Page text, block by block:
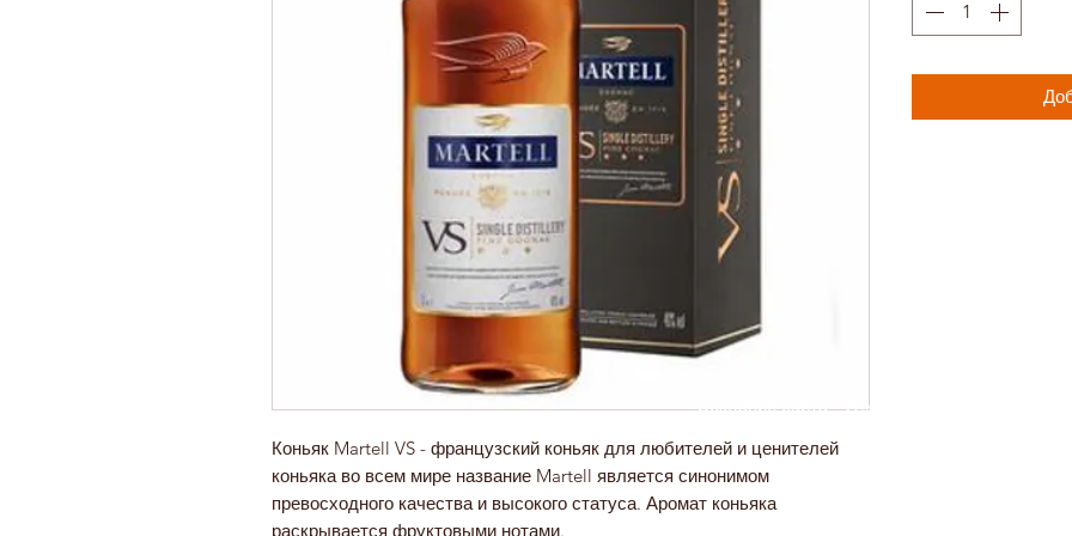
Коньяк Martell VS - французский коньяк для любителей и ценителей
коньяка во всем мире название Martell является синонимом
превосходного качества и высокого статуса. Аромат коньяка
раскрывается фруктовыми нотами.
Создание сайта -Wix Expert